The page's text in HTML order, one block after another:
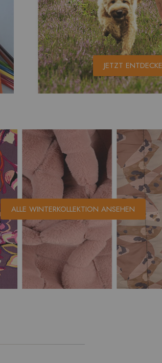
JETZT
ALLE WINTERKOLLEKTION ANSEHEN